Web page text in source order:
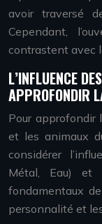
avoir traversé
Cependant,
contrastent avec
L’INFLUENCE
APPROFONDIR
Pour approfondir
et les animaux
considérer
Métal, Eau) et
fondamentaux
personnalité et